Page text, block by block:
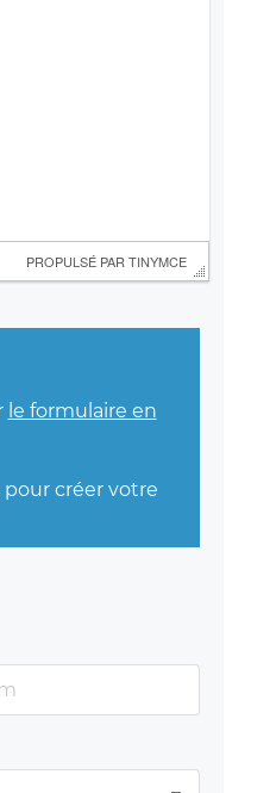
PROPULSÉ PAR TINYMCE
le formulaire en
créer votre